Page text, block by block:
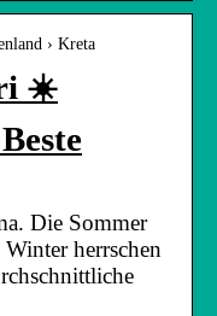
› Kreta
☀️
Die Sommer
herrschen